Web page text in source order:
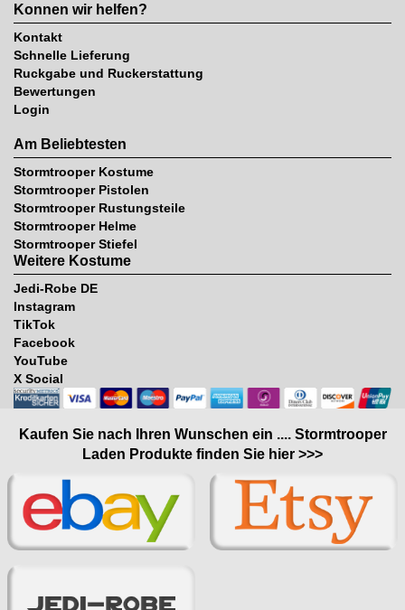
Konnen wir helfen?
Kontakt
Schnelle Lieferung
Ruckgabe und Ruckerstattung
Bewertungen
Login
Am Beliebtesten
Stormtrooper Kostume
Stormtrooper Pistolen
Stormtrooper Rustungsteile
Stormtrooper Helme
Stormtrooper Stiefel
Weitere Kostume
Jedi-Robe DE
Instagram
TikTok
Facebook
YouTube
X Social
Kaufen Sie nach Ihren Wunschen ein .... Stormtrooper
Laden Produkte finden Sie hier >>>